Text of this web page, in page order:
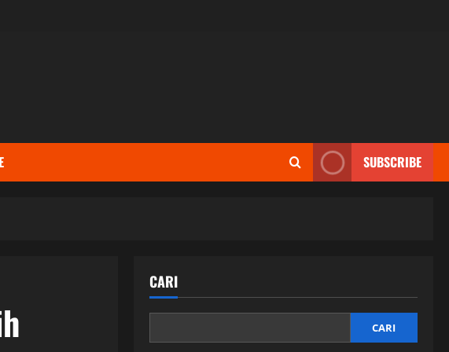
SUBSCRIBE
CARI
CARI